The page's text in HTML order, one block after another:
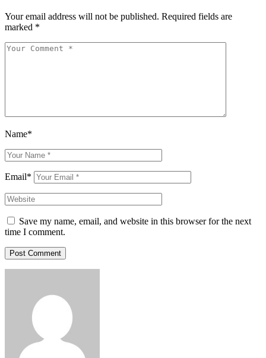
Your email address will not be published. Required fields are
marked *
Name*
Email*
Save my name, email, and website in this browser for the next
time I comment.
Post Comment